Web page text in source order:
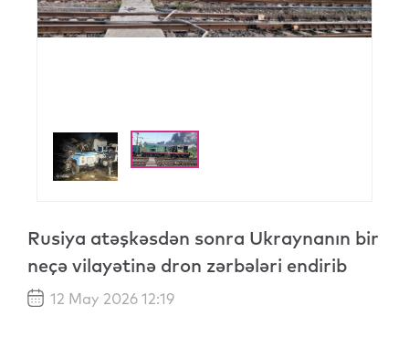
Rusiya atəşkəsdən sonra Ukraynanın bir
neçə vilayətinə dron zərbələri endirib
12 May 2026 12:19